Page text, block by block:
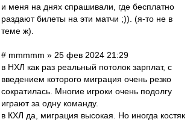
и меня на днях спрашивали, где бесплатно
раздают билеты на эти матчи ;)). (я-то не в
теме ж).
# mmmmm » 25 фев 2024 21:29
в НХЛ как раз реальный потолок зарплат, с
введением которого миграция очень резко
сократилась. Многие игроки очень подолгу
играют за одну команду.
в КХЛ да, миграция высокая. Но иногда костяк